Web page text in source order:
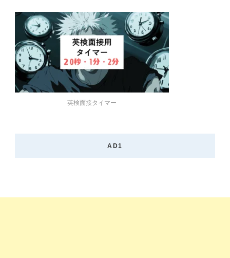
英検面接タイマー
AD1